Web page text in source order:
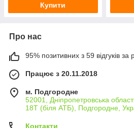
Купити
Про нас
95% позитивних з 59 відгуків за
Працює з 20.11.2018
м. Подгородне
52001, Дніпропетровська
18Т (біля АТБ), Подгородне,
Контакти